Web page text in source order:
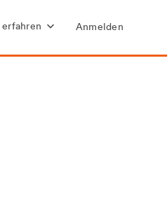
Anmelden